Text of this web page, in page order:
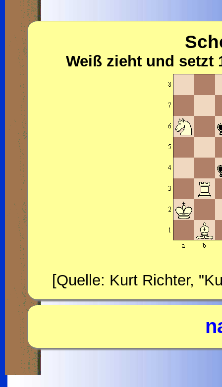
Weiß zieht und setzt
[Quelle: Kurt Richter,